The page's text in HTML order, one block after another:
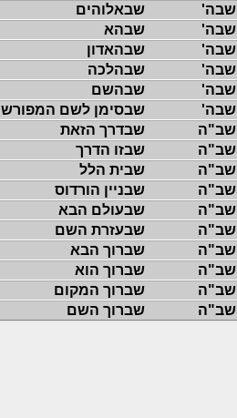
שבה'
שבאלוהים
שבה'
שבהא
שבה'
שבהאדון
שבה'
שבהלכה
שבה'
שבהשם
שבה'
שבסימן לשם המפורש
שב"ה
שבדרך הזאת
שב"ה
שבזו הדרך
שב"ה
שבית הלל
שב"ה
שבניין הורדוס
שב"ה
שבעולם הבא
שב"ה
שבעזרת השם
שב"ה
שברוך הבא
שב"ה
שברוך הוא
שב"ה
שברוך המקום
שב"ה
שברוך השם